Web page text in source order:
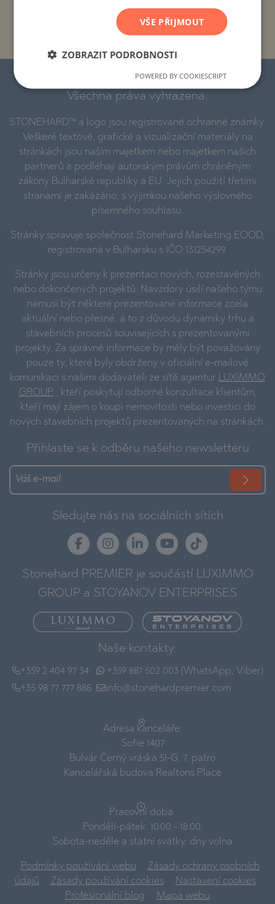
PROJEKTY A NEMOVITOSTI PODLE NÁZVU
© 2016–2025 „Stonehard Marketing“ s.r.o.
Všechna práva vyhrazena.
STONEHARD™ a logo jsou registrované ochranné známky.
Veškeré textové, grafické a vizualizační materiály na
stránkách jsou naším majetkem nebo majetkem našich
partnerů a podléhají autorským právům chráněným
zákony Bulharské republiky a EU. Jejich použití třetími
stranami je zakázáno, s výjimkou našeho výslovného
písemného souhlasu.
Stránky spravuje společnost Stonehard Marketing EOOD,
registrovaná v Bulharsku s IČO 131254299.
Stránky jsou určeny k prezentaci nových, rozestavěných
nebo dokončených projektů. Navzdory úsilí našeho týmu
nemusí být některé prezentované informace zcela
aktuální nebo přesné, a to z důvodu dynamiky trhu a
stavebních procesů souvisejících s prezentovanými
projekty. Za správné informace by měly být považovány
pouze ty, které byly obdrženy v oficiální e-mailové
komunikaci s našimi dodavateli ze sítě agentur LUXIMMO
GROUP , kteří poskytují odborné konzultace klientům,
kteří mají zájem o koupi nemovitosti nebo investici do
nových stavebních projektů prezentovaných na stránkách.
Přihlaste se k odběru našeho newsletteru
Sledujte nás na sociálních sítích
Stonehard PREMIER je součástí LUXIMMO
GROUP a STOYANOV ENTERPRISES
Naše kontakty:
+359 2 404 97 34
+35 98 77 777 888
+359 887 502 003 (WhatsApp, Viber)
info@stonehardpremier.com
Adresa kanceláře:
Sofie 1407
Bulvár Černý vráska 51-G, 7. patro
Kancelářská budova Realtons Place
Pracovní doba:
Pondělí-pátek: 10:00 - 18:00;
Sobota-neděle a státní svátky: dny volna
Podmínky používání webu
Zásady ochrany osobních
údajů
Zásady používání cookies
Nastavení cookies
Profesionální blog
Mapa webu
CZECH
VŠE PŘIJMOUT
ZOBRAZIT PODROBNOSTI
POWERED BY COOKIESCRIPT